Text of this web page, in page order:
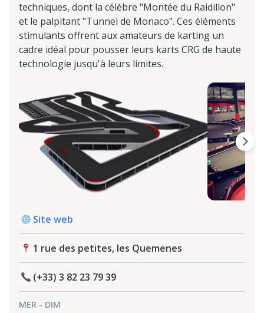
techniques, dont la célèbre "Montée du Raidillon"
et le palpitant "Tunnel de Monaco". Ces éléments
stimulants offrent aux amateurs de karting un
cadre idéal pour pousser leurs karts CRG de haute
technologie jusqu'à leurs limites.
Site web
1 rue des petites, les Quemenes
(+33) 3 82 23 79 39
MER - DIM